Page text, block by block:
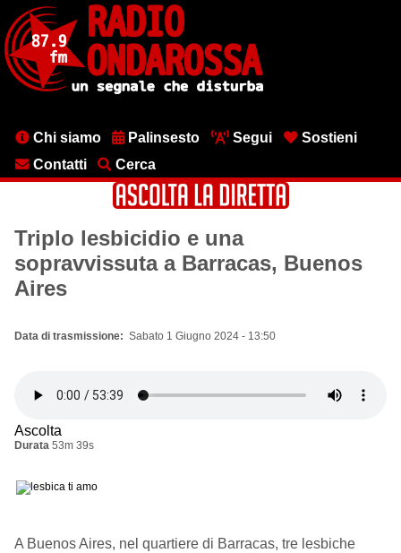
contenuto
principale
MenuChi siamo Palinsesto Segui
Sostieni
Contatti
Cerca
Triplo lesbicidio e una
sopravvissuta a Barracas, Buenos
Aires
Data di trasmissione Sabato 1 Giugno 2024 - 13:50
Ascolta
Durata 53m 39s
A Buenos Aires, nel quartiere di Barracas, tre lesbiche